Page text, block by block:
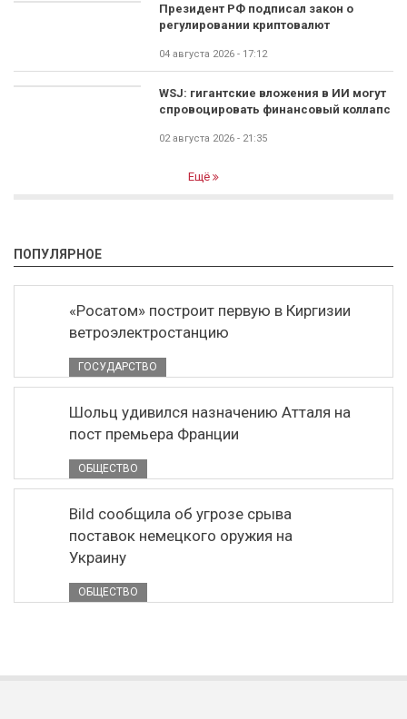
Президент РФ подписал закон о
регулировании криптовалют
04 августа 2026 - 17:12
WSJ: гигантские вложения в ИИ могут
спровоцировать финансовый коллапс
02 августа 2026 - 21:35
Ещё
ПОПУЛЯРНОЕ
«Росатом» построит первую в Киргизии
ветроэлектростанцию
ГОСУДАРСТВО
Шольц удивился назначению Атталя на
пост премьера Франции
ОБЩЕСТВО
Bild сообщила об угрозе срыва
поставок немецкого оружия на
Украину
ОБЩЕСТВО